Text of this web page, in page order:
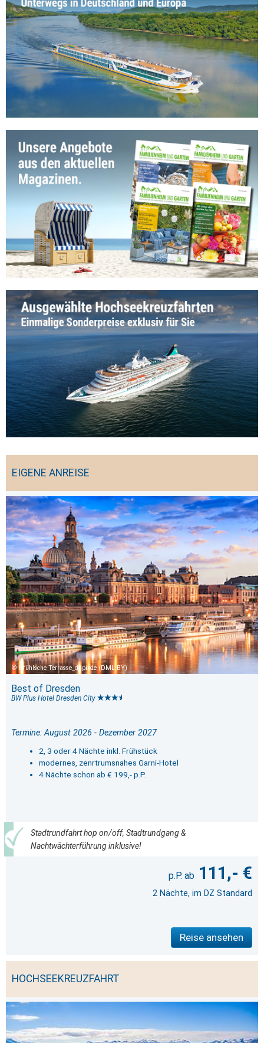
EIGENE ANREISE
Brühlsche Terrasse_ddpixde (DML-BY)
Best of Dresden
BW Plus Hotel Dresden City
Termine: August 2026 - Dezember 2027
2, 3 oder 4 Nächte inkl. Frühstück
modernes, zenrtrumsnahes Garni-Hotel
4 Nächte schon ab € 199,- p.P.
Stadtrundfahrt hop on/off, Stadtrundgang &
Nachtwächterführung inklusive!
111,- €
2 Nächte, im DZ Standard
Reise ansehen
HOCHSEEKREUZFAHRT